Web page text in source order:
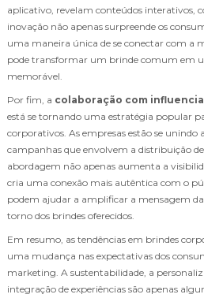
aplicativo, revelam conteúdos interativos,
inovação não apenas surpreende os
uma maneira única de se conectar com a
pode transformar um brinde comum em
memorável.
Por fim, a colaboração com
está se tornando uma estratégia popular
corporativos. As empresas estão se unindo
campanhas que envolvem a distribuição
abordagem não apenas aumenta a
cria uma conexão mais autêntica com o
podem ajudar a amplificar a mensagem
torno dos brindes oferecidos.
Em resumo, as tendências em brindes
uma mudança nas expectativas dos
marketing. A sustentabilidade, a
integração de experiências são apenas